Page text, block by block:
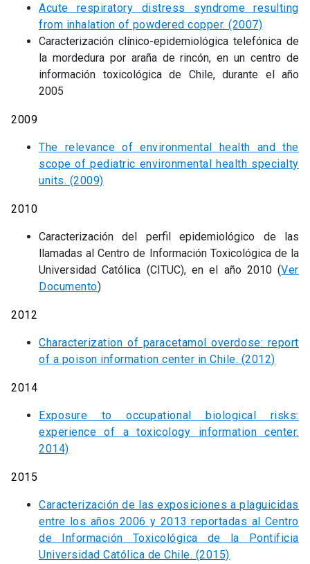
Acute respiratory distress syndrome resulting
from inhalation of powdered copper. (2007)
Caracterización clínico-epidemiológica telefónica de
la mordedura por araña de rincón, en un centro de
información toxicológica de Chile, durante el año
2005
2009
The relevance of environmental health and the
scope of pediatric environmental health specialty
units. (2009)
2010
Caracterización del perfil epidemiológico de las
llamadas al Centro de Información Toxicológica de la
Universidad Católica (CITUC), en el año 2010 (Ver
Documento)
2012
Characterization of paracetamol overdose: report
of a poison information center in Chile. (2012)
2014
Exposure to occupational biological risks:
experience of a toxicology information center.
2014)
2015
Caracterización de las exposiciones a plaguicidas
entre los años 2006 y 2013 reportadas al Centro
de Información Toxicológica de la Pontificia
Universidad Católica de Chile. (2015)